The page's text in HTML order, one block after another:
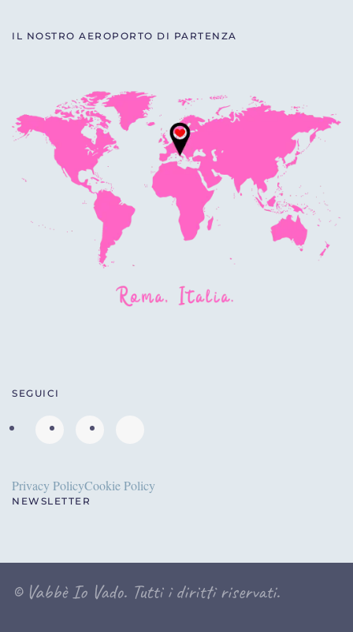
IL NOSTRO AEROPORTO DI PARTENZA
SEGUICI
Privacy PolicyCookie Policy
NEWSLETTER
© Vabbè Io Vado. Tutti i diritti riservati.